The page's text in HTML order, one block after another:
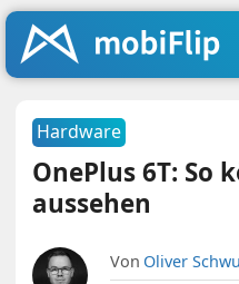
Hardware
OnePlus 6T: So
aussehen
Von Oliver